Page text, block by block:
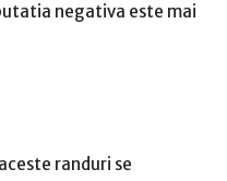
negativa este mai
randuri se